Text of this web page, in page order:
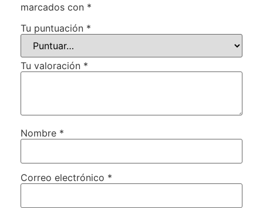
marcados con *
Tu puntuación *
Tu valoración *
Nombre *
Correo electrónico *